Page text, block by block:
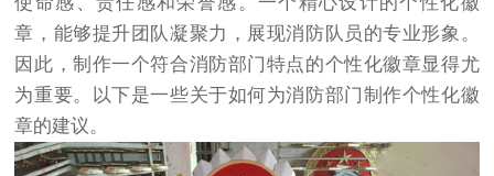
章，能够提升团队凝聚力，展现消防队员的专业形象。
因此，制作一个符合消防部门特点的个性化徽章显得尤
为重要。以下是一些关于如何为消防部门制作个性化徽
章的建议。